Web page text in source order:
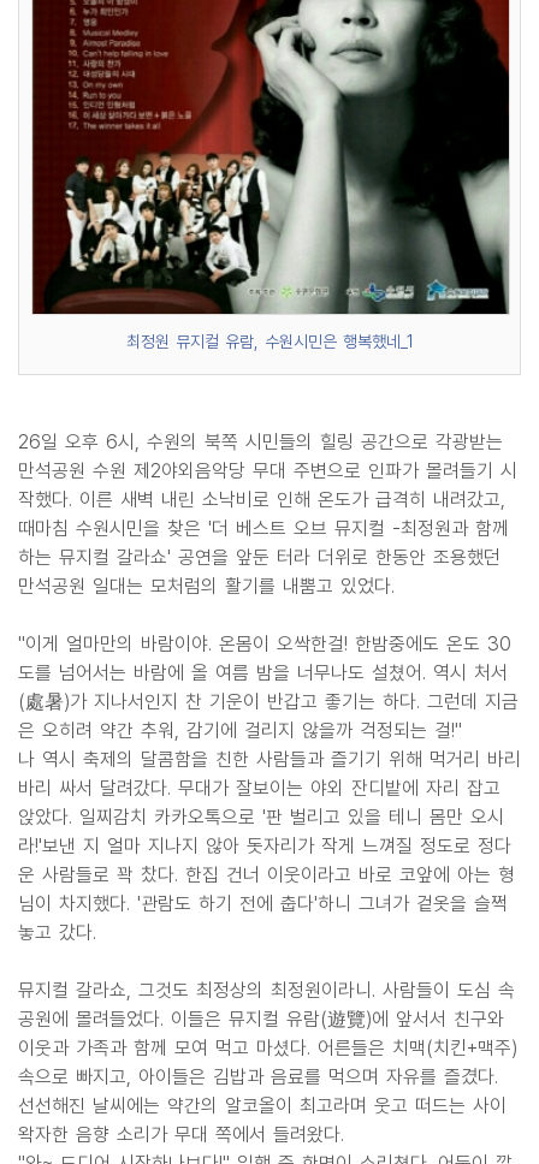
최정원 뮤지컬 유람, 수원시민은 행복했네_1
26일 오후 6시, 수원의 북쪽 시민들의 힐링 공간으로 각광받는
만석공원 수원 제2야외음악당 무대 주변으로 인파가 몰려들기 시
작했다. 이른 새벽 내린 소낙비로 인해 온도가 급격히 내려갔고,
때마침 수원시민을 찾은 '더 베스트 오브 뮤지컬 -최정원과 함께
하는 뮤지컬 갈라쇼' 공연을 앞둔 터라 더위로 한동안 조용했던
만석공원 일대는 모처럼의 활기를 내뿜고 있었다.
"이게 얼마만의 바람이야. 온몸이 오싹한걸! 한밤중에도 온도 30
도를 넘어서는 바람에 올 여름 밤을 너무나도 설쳤어. 역시 처서
(處暑)가 지나서인지 찬 기운이 반갑고 좋기는 하다. 그런데 지금
은 오히려 약간 추워, 감기에 걸리지 않을까 걱정되는 걸!"
나 역시 축제의 달콤함을 친한 사람들과 즐기기 위해 먹거리 바리
바리 싸서 달려갔다. 무대가 잘보이는 야외 잔디밭에 자리 잡고
앉았다. 일찌감치 카카오톡으로 '판 벌리고 있을 테니 몸만 오시
라!'보낸 지 얼마 지나지 않아 돗자리가 작게 느껴질 정도로 정다
운 사람들로 꽉 찼다. 한집 건너 이웃이라고 바로 코앞에 아는 형
님이 차지했다. '관람도 하기 전에 춥다'하니 그녀가 겉옷을 슬쩍
놓고 갔다.
뮤지컬 갈라쇼, 그것도 최정상의 최정원이라니. 사람들이 도심 속
공원에 몰려들었다. 이들은 뮤지컬 유람(遊覽)에 앞서서 친구와
이웃과 가족과 함께 모여 먹고 마셨다. 어른들은 치맥(치킨+맥주)
속으로 빠지고, 아이들은 김밥과 음료를 먹으며 자유를 즐겼다.
선선해진 날씨에는 약간의 알코올이 최고라며 웃고 떠드는 사이
왁자한 음향 소리가 무대 쪽에서 들려왔다.